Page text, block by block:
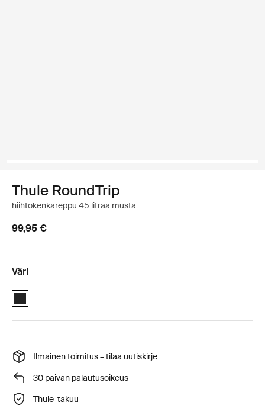
Thule RoundTrip
hiihtokenkäreppu 45 litraa musta
99,95 €
Väri
Thule RoundTrip boot backpack 45L Musta (selected)
Ilmainen toimitus – tilaa uutiskirje
30 päivän palautusoikeus
Thule-takuu